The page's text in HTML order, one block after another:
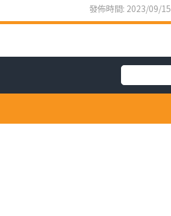
發佈時間: 2023/09/15